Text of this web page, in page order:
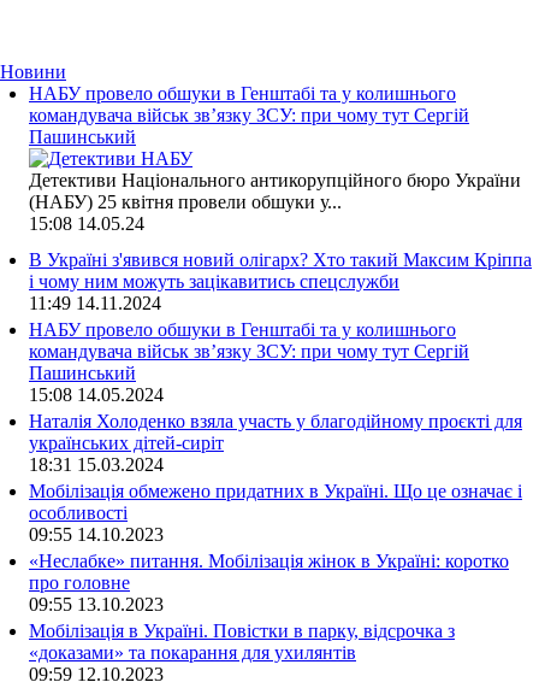
Новини
НАБУ провело обшуки в Генштабі та у колишнього
командувача військ зв’язку ЗСУ: при чому тут Сергій
Пашинський
Детективи Національного антикорупційного бюро України
(НАБУ) 25 квітня провели обшуки у...
15:08 14.05.24
В Україні з'явився новий олігарх? Хто такий Максим Кріппа
і чому ним можуть зацікавитись спецслужби
11:49 14.11.2024
НАБУ провело обшуки в Генштабі та у колишнього
командувача військ зв’язку ЗСУ: при чому тут Сергій
Пашинський
15:08 14.05.2024
Наталія Холоденко взяла участь у благодійному проєкті для
українських дітей-сиріт
18:31 15.03.2024
Мобілізація обмежено придатних в Україні. Що це означає і
особливості
09:55 14.10.2023
«Неслабке» питання. Мобілізація жінок в Україні: коротко
про головне
09:55 13.10.2023
Мобілізація в Україні. Повістки в парку, відсрочка з
«доказами» та покарання для ухилянтів
09:59 12.10.2023